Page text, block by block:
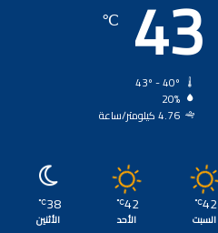
43
℃
20%
4.76 كيلومتر/ساعة
42
℃
السبت
42
℃
الأحد
38
℃
الأثنين